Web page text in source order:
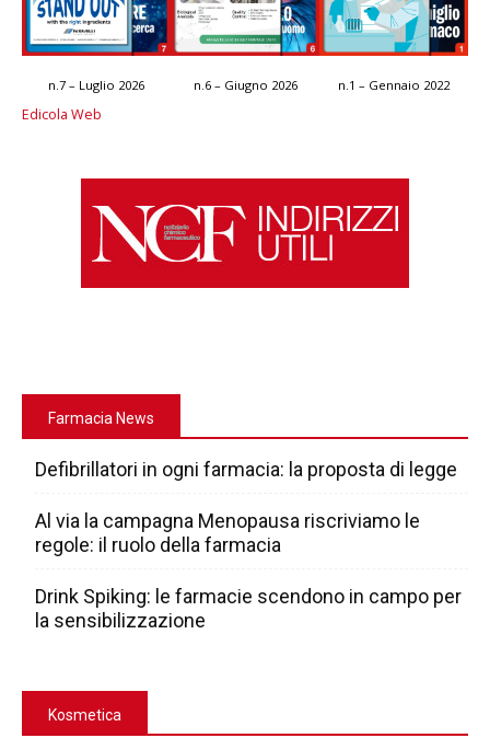
n.7 – Luglio 2026 n.6 – Giugno 2026 n.1 – Gennaio 2022
Edicola Web
Farmacia News
Defibrillatori in ogni farmacia: la proposta di legge
Al via la campagna Menopausa riscriviamo le
regole: il ruolo della farmacia
Drink Spiking: le farmacie scendono in campo per
la sensibilizzazione
Kosmetica